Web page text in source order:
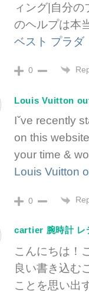
ィング|自分
のヘルプは本
ベスト プラダ
0
Louis Vuitton
Iˇve recently
on this
your time &
Louis Vuitton
0
cartier 腕時計 レ
こんにちは！
良い書き込む
ことを思い出